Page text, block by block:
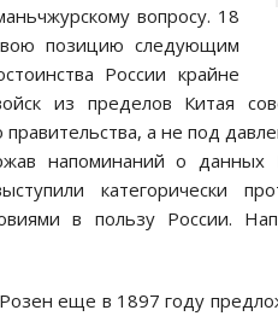
вопросу. 18
позицию следующим
России крайне
из пределов Китая
правительства, а не под
напоминаний о данных
категорически
в пользу России.
еще в 1897 году